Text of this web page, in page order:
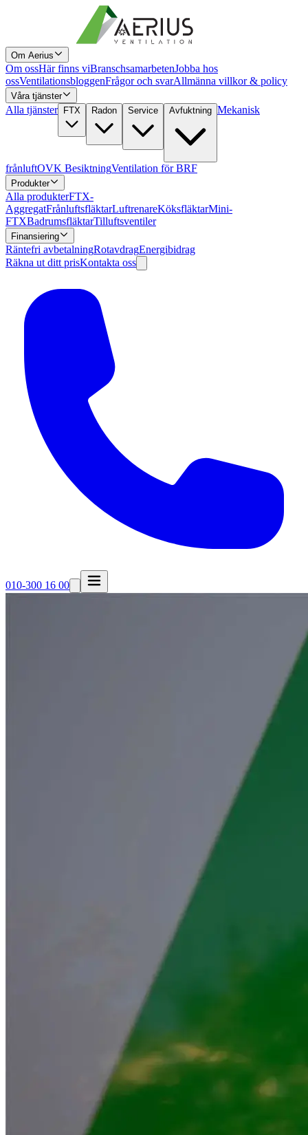
Om Aerius
Om ossHär finns viBranschsamarbetenJobba hos
ossVentilationsbloggenFrågor och svarAllmänna villkor & policy
Våra tjänster
Alla tjänster FTX Radon Service Avfuktning Mekanisk
frånluftOVK BesiktningVentilation för BRF
Produkter
Alla produkterFTX-
AggregatFrånluftsfläktarLuftrenareKöksfläktarMini-
FTXBadrumsfläktarTilluftsventiler
Finansiering
Räntefri avbetalningRotavdragEnergibidrag
Räkna ut ditt prisKontakta oss
010-300 16 00